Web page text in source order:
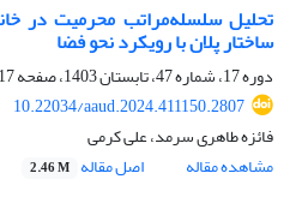
تحلیل سلسله‌مراتب محرمیت در
ساختار پلان با رویکرد نحو فضا
دوره 17، شماره 47، تابستان 1403، صفحه
17-31
10.22034/aaud.2024.411150.2807
فائزه طاهری سرمد، علی کرمی
مشاهده مقاله
اصل مقاله 2.46 M